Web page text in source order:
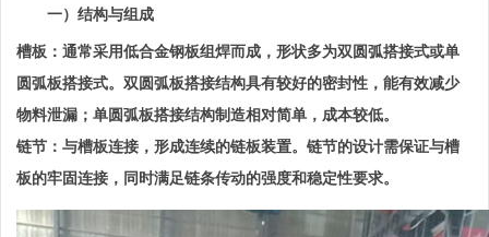
一）结构与组成
槽板：通常采用低合金钢板组焊而成，形状多为双圆弧搭接式或单
圆弧板搭接式。双圆弧板搭接结构具有较好的密封性，能有效减少
物料泄漏；单圆弧板搭接结构制造相对简单，成本较低。
链节：与槽板连接，形成连续的链板装置。链节的设计需保证与槽
板的牢固连接，同时满足链条传动的强度和稳定性要求。